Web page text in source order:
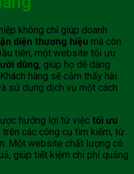
không chỉ giúp doanh
diện thương hiệu mà còn
tiên, một website tối ưu
dùng, giúp họ dễ dàng
hàng sẽ cảm thấy hài
sử dụng dịch vụ một cách
hưởng lợi từ việc tối ưu
trên các công cụ tìm kiếm, từ
Một website chất lượng có
giúp tiết kiệm chi phí quảng